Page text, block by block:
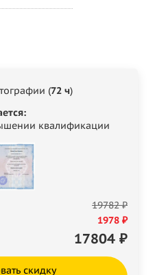
(72 ч)
квалификации
19782 ₽
1978 ₽
17804 ₽
скидку